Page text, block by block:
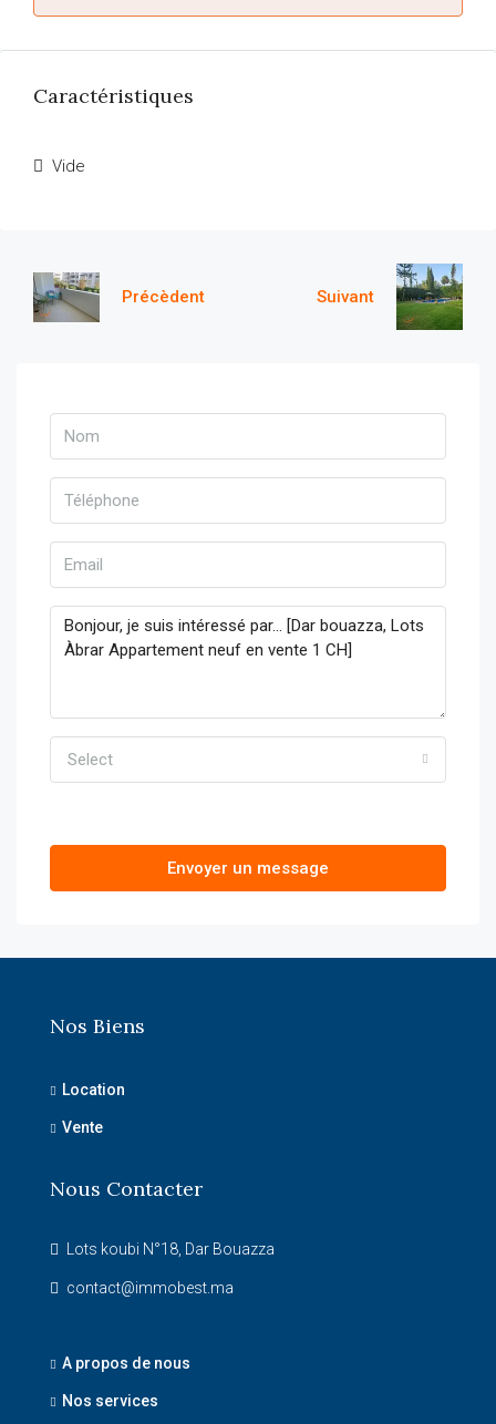
Caractéristiques
Vide
Précèdent Suivant
Select
Envoyer un message
Nos Biens
Location
Vente
Nous Contacter
Lots koubi N°18, Dar Bouazza
contact@immobest.ma
A propos de nous
Nos services